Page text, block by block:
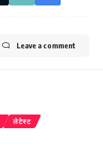
Leave a comment
लेटेस्ट